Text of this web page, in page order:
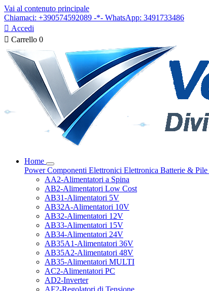
Vai al contenuto principale
Chiamaci: +390574592089 -*- WhatsApp: 3491733486
 Accedi
 Carrello 0
Home
PowerComponenti Elettronici Elettronica Batterie & Pile
AA2-Alimentatori a Spina
AB2-Alimentatori Low Cost
AB31-Alimentatori 5V
AB32A-Alimentatori 10V
AB32-Alimentatori 12V
AB33-Alimentatori 15V
AB34-Alimentatori 24V
AB35A1-Alimentatori 36V
AB35A2-Alimentatori 48V
AB35-Alimentatori MULTI
AC2-Alimentatori PC
AD2-Inverter
AF2-Regolatori di Tensione